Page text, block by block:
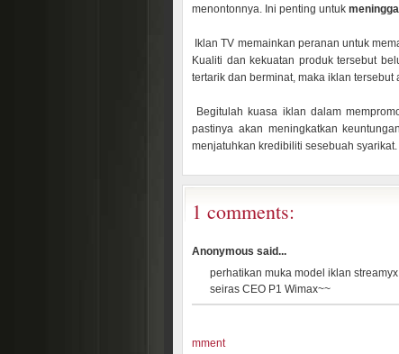
menontonnya. Ini penting untuk
Iklan TV memainkan peranan untuk
Kualiti dan kekuatan produk tersebut
tertarik dan berminat, maka iklan
Begitulah kuasa iklan dalam
pastinya akan meningkatkan
menjatuhkan kredibiliti sesebuah syarikat.
1 comments:
Anonymous said...
perhatikan muka model iklan
seiras CEO P1 Wimax~~
mment